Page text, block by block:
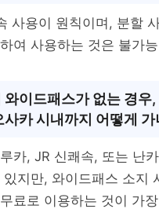
사용이 원칙이며, 분할
여 사용하는 것은 불가
와이드패스가 없는 경우
사카 시내까지 어떻게 가
카, JR 신쾌속, 또는 난
있지만, 와이드패스 소지
료로 이용하는 것이 가